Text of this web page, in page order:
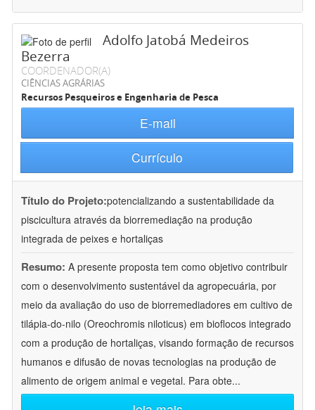
Adolfo Jatobá Medeiros
Bezerra
COORDENADOR(A)
CIÊNCIAS AGRÁRIAS
Recursos Pesqueiros e Engenharia de Pesca
E-mail
Currículo
Título do Projeto:potencializando a sustentabilidade da
piscicultura através da biorremediação na produção
integrada de peixes e hortaliças
Resumo: A presente proposta tem como objetivo contribuir
com o desenvolvimento sustentável da agropecuária, por
meio da avaliação do uso de biorremediadores em cultivo de
tilápia-do-nilo (Oreochromis niloticus) em bioflocos integrado
com a produção de hortaliças, visando formação de recursos
humanos e difusão de novas tecnologias na produção de
alimento de origem animal e vegetal. Para obte...